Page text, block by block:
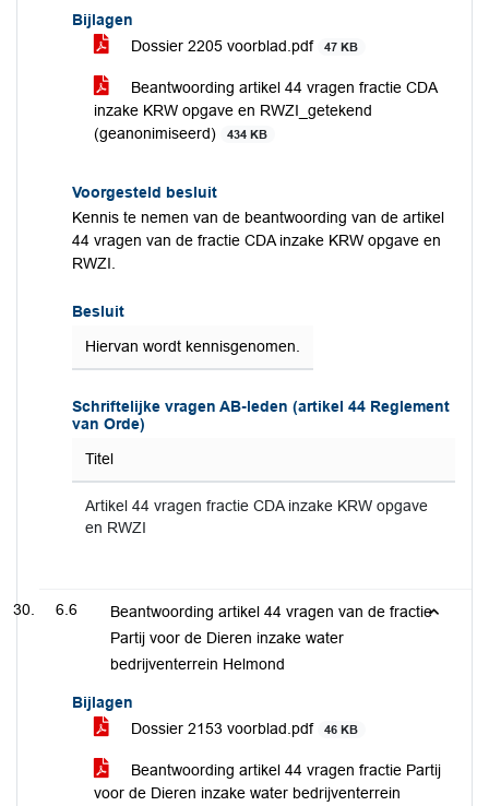
Bijlagen
Dossier 2205 voorblad.pdf
47 KB
Beantwoording artikel 44 vragen fractie CDA
inzake KRW opgave en RWZI_getekend
(geanonimiseerd)
434 KB
Voorgesteld besluit
Kennis te nemen van de beantwoording van de artikel
44 vragen van de fractie CDA inzake KRW opgave en
RWZI.
Besluit
Hiervan wordt kennisgenomen.
Schriftelijke vragen AB-leden (artikel 44 Reglement
van Orde)
Titel
Artikel 44 vragen fractie CDA inzake KRW opgave
en RWZI
6.6
Beantwoording artikel 44 vragen van de fractie
Partij voor de Dieren inzake water
bedrijventerrein Helmond
Bijlagen
Dossier 2153 voorblad.pdf
46 KB
Beantwoording artikel 44 vragen fractie Partij
voor de Dieren inzake water bedrijventerrein